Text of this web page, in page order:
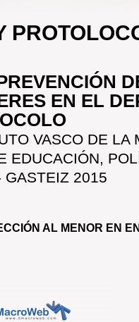
EN EL
VASCO DE LA
EDUCACIÓN,
GASTEIZ 2015
AL MENOR EN